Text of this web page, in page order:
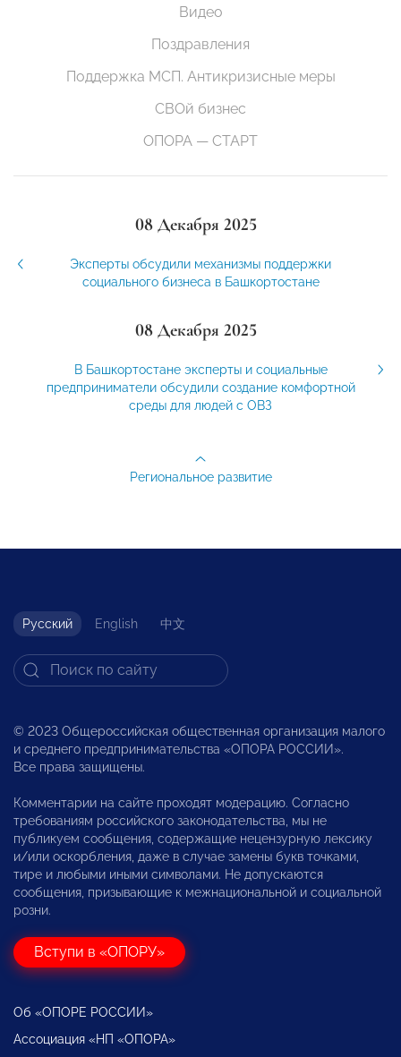
Видео
Поздравления
Поддержка МСП. Антикризисные меры
СВОй бизнес
ОПОРА — СТАРТ
08 Декабря 2025
Эксперты обсудили механизмы поддержки
социального бизнеса в Башкортостане
08 Декабря 2025
В Башкортостане эксперты и социальные
предприниматели обсудили создание комфортной
среды для людей с ОВЗ
Региональное развитие
Русский English 中文
© 2023 Общероссийская общественная организация малого
и среднего предпринимательства «ОПОРА РОССИИ».
Все права защищены.
Комментарии на сайте проходят модерацию. Согласно
требованиям российского законодательства, мы не
публикуем сообщения, содержащие нецензурную лексику
и/или оскорбления, даже в случае замены букв точками,
тире и любыми иными символами. Не допускаются
сообщения, призывающие к межнациональной и социальной
розни.
Вступи в «ОПОРУ»
Об «ОПОРЕ РОССИИ»
Ассоциация «НП «ОПОРА»